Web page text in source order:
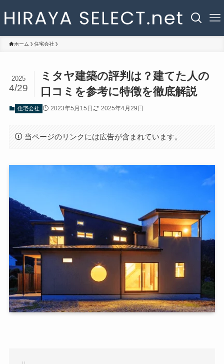
ホーム 住宅会社
ミタヤ建築の評判は？建てた人の
口コミを参考に特徴を徹底解説
2025
4/29
住宅会社 2023年5月15日 2025年4月29日
当ページのリンクには広告が含まれています。